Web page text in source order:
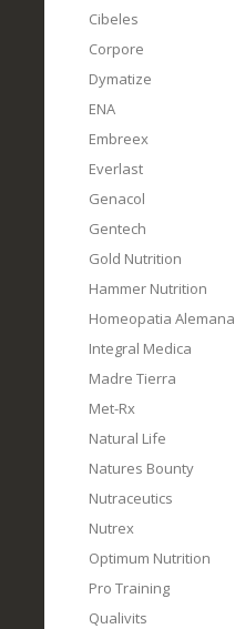
Cibeles
Corpore
Dymatize
ENA
Embreex
Everlast
Genacol
Gentech
Gold Nutrition
Hammer Nutrition
Homeopatia Alemana
Integral Medica
Madre Tierra
Met-Rx
Natural Life
Natures Bounty
Nutraceutics
Nutrex
Optimum Nutrition
Pro Training
Qualivits